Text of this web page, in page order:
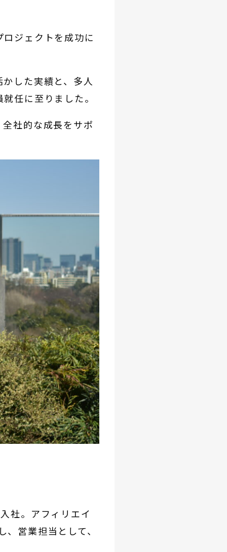
ジェクトを成功に
した実績と、多人
任に至りました。
社的な成長をサポ
社。アフィリエイ
営業担当として、